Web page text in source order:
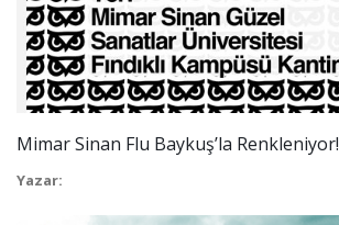
Mimar Sinan Flu Baykuş’la Renkleniyor!
Yazar: